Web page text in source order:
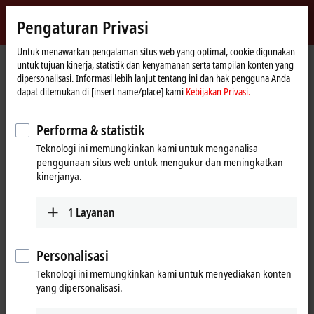
Beckhoff
-
New
Automation
Technology
BerandaPerusahaan Berita Tutorial: Structure and setup of an ELX string
Saat Anda mengklik "Terima", kami menampilkan video dan
menyesuaikan pengaturan privasi; konten eksternal dari Video
dimuat selama proses ini. Silakan lihat di sini untuk Kebijakan
Mar 18, 2025
Tutorial: Structure and setup of an
Pengaturan Privasi
Untuk menawarkan pengalaman situs web yang optimal, cookie digunakan
untuk tujuan kinerja, statistik dan kenyamanan serta tampilan konten yang
dipersonalisasi. Informasi lebih lanjut tentang ini dan hak pengguna Anda
dapat ditemukan di [insert name/place] kami Kebijakan Privasi.
Performa & statistik
Teknologi ini memungkinkan kami untuk menganalisa
penggunaan situs web untuk mengukur dan meningkatkan
kinerjanya.
1 Layanan
Personalisasi
Teknologi ini memungkinkan kami untuk menyediakan konten
yang dipersonalisasi.